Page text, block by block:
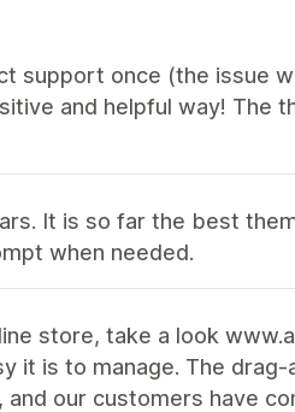
support once (the issue
and helpful way! The
It is so far the best
when needed.
store, take a look
it is to manage. The
our customers have